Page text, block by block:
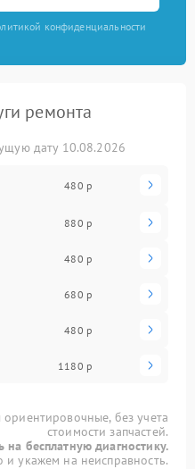
конфиденциальности
ремонта
дату 10.08.2026
480 р
880 р
480 р
680 р
480 р
1180 р
без учета
стоимости запчастей.
на бесплатную диагностику.
укажем на неисправность.